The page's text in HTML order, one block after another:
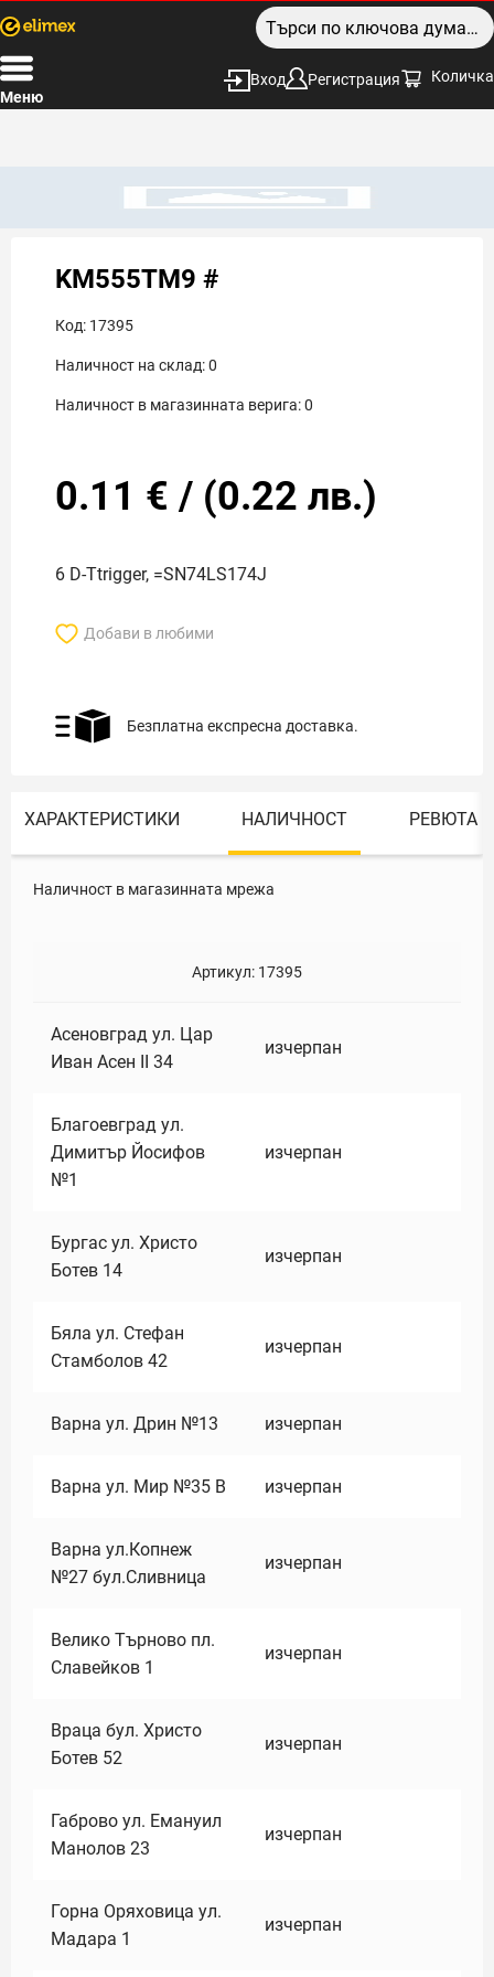
Меню
Вход Регистрация Количка
KM555ТМ9 #
Код: 17395
Наличност на склад:0
Наличност в магазинната верига:0
0.11 € / (0.22 лв.)
6 D-Ttrigger, =SN74LS174J
Добави в любими
Безплатна експресна доставка.
ХАРАКТЕРИСТИКИ НАЛИЧНОСТ РЕВЮТА
Наличност в магазинната мрежа
Артикул: 17395
Асеновград ул. Цар
Иван Асен II 34
изчерпан
Благоевград ул.
Димитър Йосифов
№1
изчерпан
Бургас ул. Христо
Ботев 14
изчерпан
Бяла ул. Стефан
Стамболов 42
изчерпан
Варна ул. Дрин №13 изчерпан
Варна ул. Мир №35 В изчерпан
Варна ул.Копнеж
№27 бул.Сливница
изчерпан
Велико Търново пл.
Славейков 1
изчерпан
Враца бул. Христо
Ботев 52
изчерпан
Габрово ул. Емануил
Манолов 23
изчерпан
Горна Оряховица ул.
Мадара 1
изчерпан